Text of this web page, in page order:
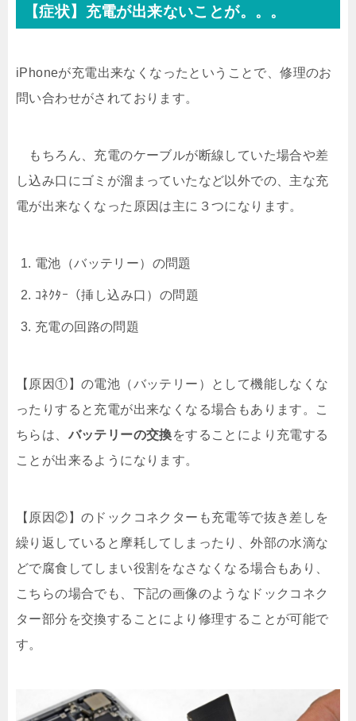
【症状】充電が出来ないことが。。。
iPhoneが充電出来なくなったということで、修理のお
問い合わせがされております。
もちろん、充電のケーブルが断線していた場合や差
し込み口にゴミが溜まっていたなど以外での、主な充
電が出来なくなった原因は主に３つになります。
電池（バッテリー）の問題
ｺﾈｸﾀｰ（挿し込み口）の問題
充電の回路の問題
【原因①】の電池（バッテリー）として機能しなくな
ったりすると充電が出来なくなる場合もあります。こ
ちらは、 バッテリーの交換をすることにより充電する
ことが出来るようになります。
【原因②】のドックコネクターも充電等で抜き差しを
繰り返していると摩耗してしまったり、外部の水滴な
どで腐食してしまい役割をなさなくなる場合もあり、
こちらの場合でも、下記の画像のようなドックコネク
ター部分を交換することにより修理することが可能で
す。